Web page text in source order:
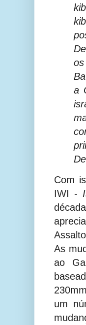
a
Com
IWI -
As
ao
um